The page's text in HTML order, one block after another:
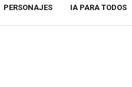
PERSONAJES IA PARA TODOS